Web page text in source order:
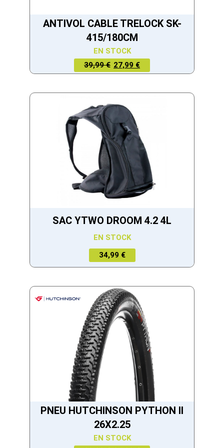
ANTIVOL CABLE TRELOCK SK-
415/180CM
EN STOCK
39,99 €
LE PRIX
INITIAL
27,99 €
LE PRIX
ACTUEL
SAC YTWO DROOM 4.2 4L
EN STOCK
34,99 €
PNEU HUTCHINSON PYTHON II
26X2.25
EN STOCK